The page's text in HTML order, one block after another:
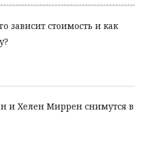
зависит стоимость и как
и Хелен Миррен снимутся в